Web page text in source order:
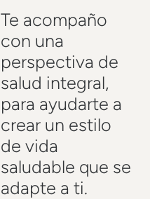
Te acompaño
con una
perspectiva de
salud integral,
para ayudarte a
crear un estilo
de vida
saludable que se
adapte a ti.